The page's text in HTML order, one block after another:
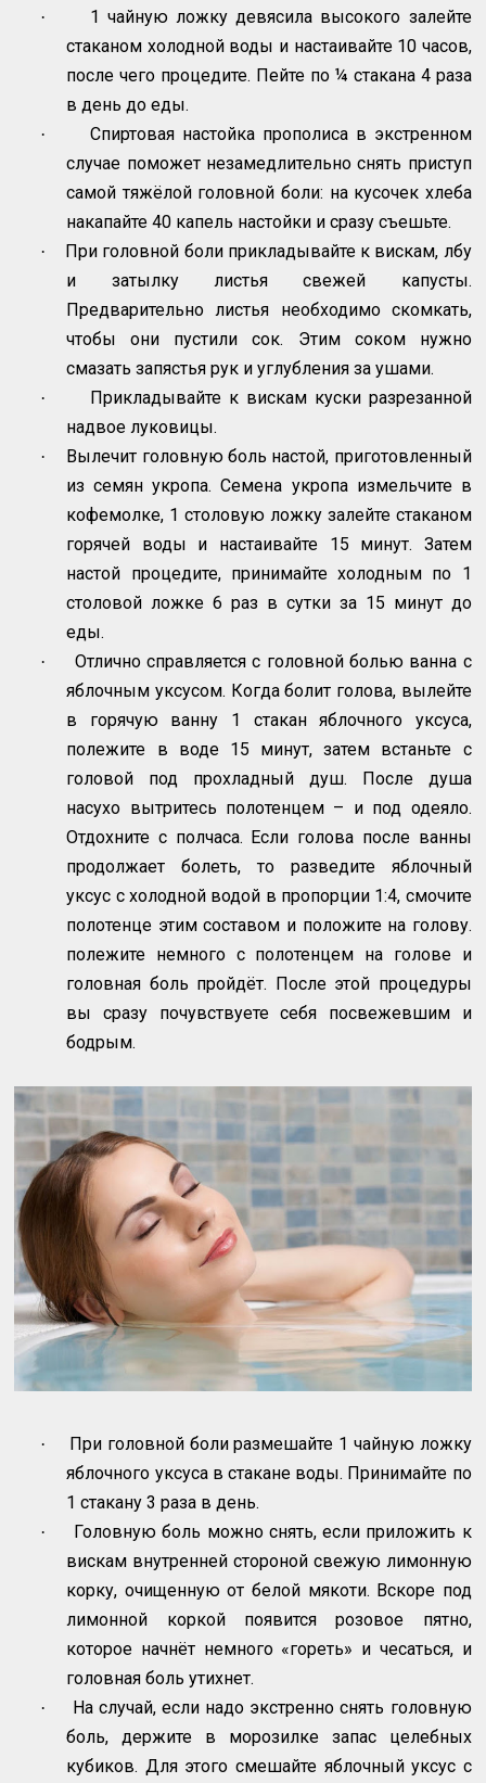
·
1 чайную ложку девясила высокого залейте
стаканом холодной воды и настаивайте 10 часов,
после чего процедите. Пейте по ¼ стакана 4 раза
в день до еды.
·
Спиртовая настойка прополиса в экстренном
случае поможет незамедлительно снять приступ
самой тяжёлой головной боли: на кусочек хлеба
накапайте 40 капель настойки и сразу съешьте.
·
При головной боли прикладывайте к вискам, лбу
и затылку листья свежей капусты.
Предварительно листья необходимо скомкать,
чтобы они пустили сок. Этим соком нужно
смазать запястья рук и углубления за ушами.
·
Прикладывайте к вискам куски разрезанной
надвое луковицы.
·
Вылечит головную боль настой, приготовленный
из семян укропа. Семена укропа измельчите в
кофемолке, 1 столовую ложку залейте стаканом
горячей воды и настаивайте 15 минут. Затем
настой процедите, принимайте холодным по 1
столовой ложке 6 раз в сутки за 15 минут до
еды.
·
Отлично справляется с головной болью ванна с
яблочным уксусом. Когда болит голова, вылейте
в горячую ванну 1 стакан яблочного уксуса,
полежите в воде 15 минут, затем встаньте с
головой под прохладный душ. После душа
насухо вытритесь полотенцем – и под одеяло.
Отдохните с полчаса. Если голова после ванны
продолжает болеть, то разведите яблочный
уксус с холодной водой в пропорции 1:4, смочите
полотенце этим составом и положите на голову.
полежите немного с полотенцем на голове и
головная боль пройдёт. После этой процедуры
вы сразу почувствуете себя посвежевшим и
бодрым.
·
При головной боли размешайте 1 чайную ложку
яблочного уксуса в стакане воды. Принимайте по
1 стакану 3 раза в день.
·
Головную боль можно снять, если приложить к
вискам внутренней стороной свежую лимонную
корку, очищенную от белой мякоти. Вскоре под
лимонной коркой появится розовое пятно,
которое начнёт немного «гореть» и чесаться, и
головная боль утихнет.
·
На случай, если надо экстренно снять головную
боль, держите в морозилке запас целебных
кубиков. Для этого смешайте яблочный уксус с